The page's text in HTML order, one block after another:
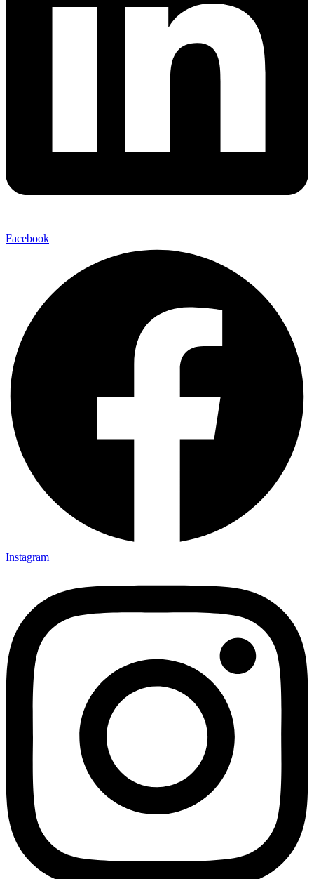
Facebook
Instagram